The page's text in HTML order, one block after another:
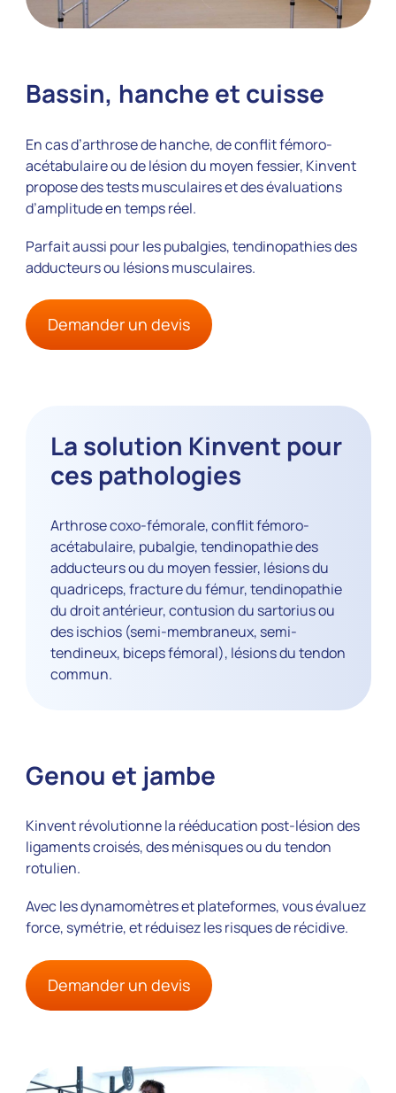
Bassin, hanche et cuisse
En cas d’arthrose de hanche, de conflit fémoro-
acétabulaire ou de lésion du moyen fessier, Kinvent
propose des tests musculaires et des évaluations
d’amplitude en temps réel.
Parfait aussi pour les pubalgies, tendinopathies des
adducteurs ou lésions musculaires.
Demander un devis
La solution Kinvent pour
ces pathologies
Arthrose coxo-fémorale, conflit fémoro-
acétabulaire, pubalgie, tendinopathie des
adducteurs ou du moyen fessier, lésions du
quadriceps, fracture du fémur, tendinopathie
du droit antérieur, contusion du sartorius ou
des ischios (semi-membraneux, semi-
tendineux, biceps fémoral), lésions du tendon
commun.
Genou et jambe
Kinvent révolutionne la rééducation post-lésion des
ligaments croisés, des ménisques ou du tendon
rotulien.
Avec les dynamomètres et plateformes, vous évaluez
force, symétrie, et réduisez les risques de récidive.
Demander un devis